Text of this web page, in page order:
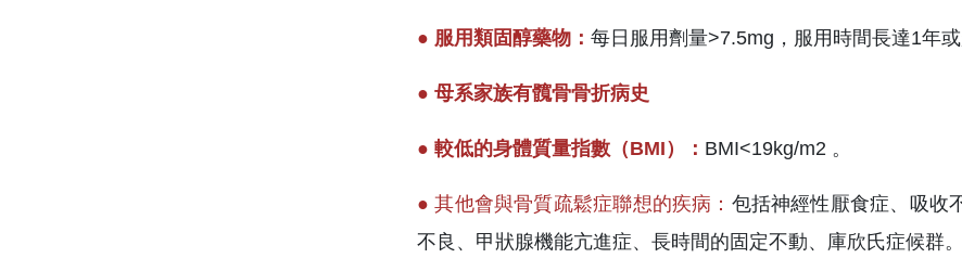
● 服用類固醇藥物： 每日服用劑量>7.5mg，服用時間長達1年或
● 母系家族有髖骨骨折病史
● 較低的身體質量指數（BMI）： BMI<19kg/m2 。
● 其他會與骨質疏鬆症聯想的疾病： 包括神經性厭食症、吸收
不良、甲狀腺機能亢進症、長時間的固定不動、庫欣氏症候群。